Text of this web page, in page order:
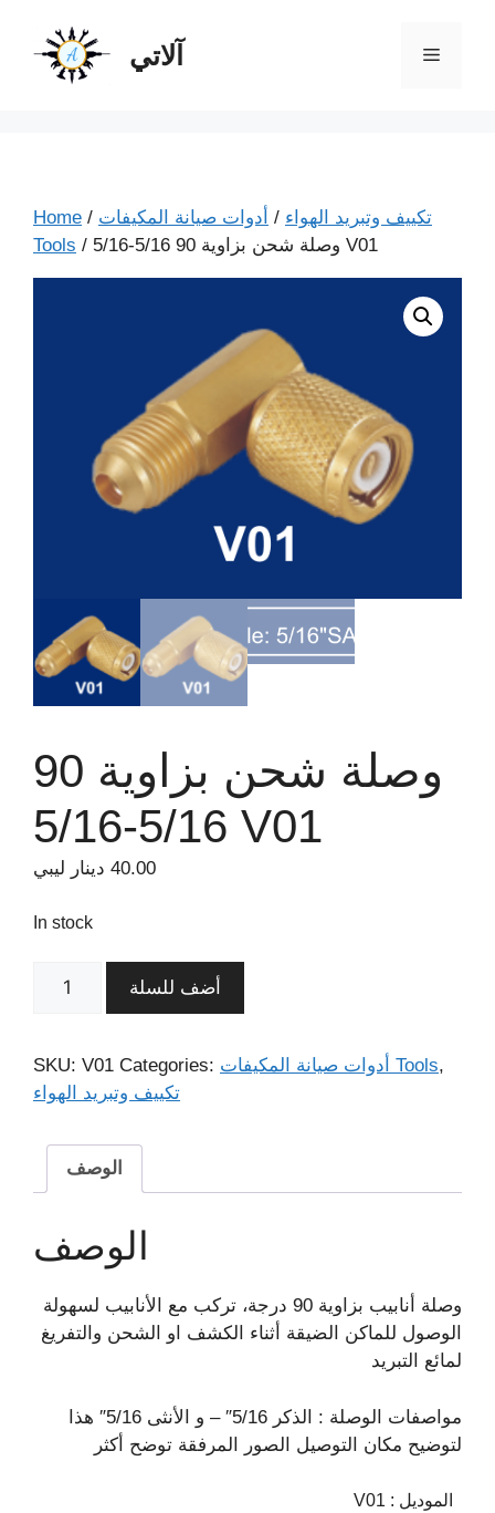
آلاتي
Home / تكييف وتبريد الهواء / أدوات صيانة المكيفات
Tools
/ وصلة شحن بزاوية 90 5/16-5/16 V01
وصلة شحن بزاوية 90
5/16-5/16 V01
40.00 دينار ليبي
In stock
أضف للسلة
SKU: V01 Categories: أدوات صيانة المكيفات Tools,
تكييف وتبريد الهواء
الوصف
الوصف
وصلة أنابيب بزاوية 90 درجة، تركب مع الأنابيب لسهولة
الوصول للماكن الضيقة أثناء الكشف او الشحن والتفريغ
لمائع التبريد
مواصفات الوصلة : الذكر 5/16″ – و الأنثى 5/16″ هذا
لتوضيح مكان التوصيل الصور المرفقة توضح أكثر
V01 :